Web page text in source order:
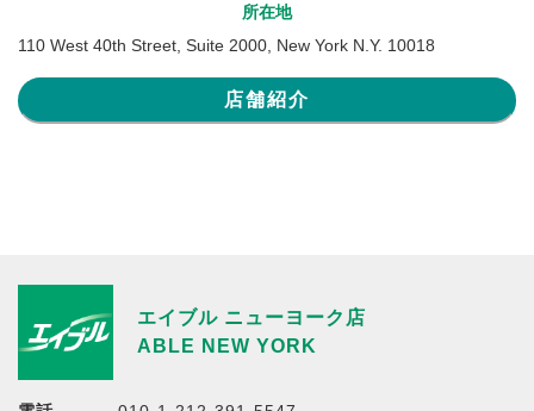
所在地
110 West 40th Street, Suite 2000, New York N.Y. 10018
店舗紹介
エイブル ニューヨーク店
ABLE NEW YORK